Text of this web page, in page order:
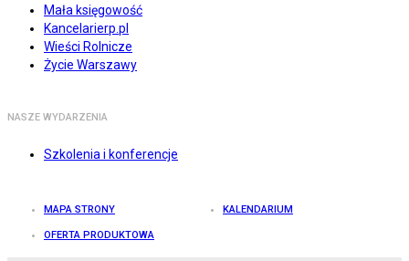
Mała księgowość
Kancelarierp.pl
Wieści Rolnicze
Życie Warszawy
NASZE WYDARZENIA
Szkolenia i konferencje
MAPA STRONY KALENDARIUM
OFERTA PRODUKTOWA